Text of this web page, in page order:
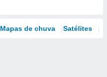
Mapas de chuva Satélites